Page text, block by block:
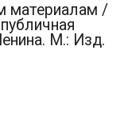
материалам /
М.: Изд.